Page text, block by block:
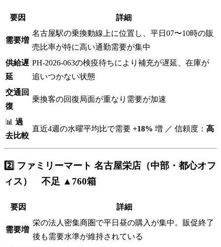
要因 詳細
需要増
名古屋駅の乗換動線上に位置し、平日07〜10時の販
売比率が特に高い通勤需要が集中
供給遅
延
PH-2026-063の検疫待ちにより補充が遅延、在庫が
追いつかない状態
交通回
復
乗換客の回復局面が重なり需要が加速
📊 過
去比較
直近4週の水曜平均比で需要 +18% 増 ／ 信頼度： 高
2️⃣ ファミリーマート 名古屋栄店（中部・都心オフ
ィス） 不足 ▲760箱
要因 詳細
需要増
栄の法人密集商圏で平日昼の購入が集中。販促終了
後も需要水準が維持されている